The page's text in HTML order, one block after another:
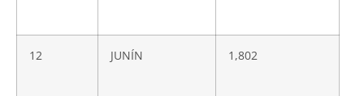
12 JUNÍN 1,802